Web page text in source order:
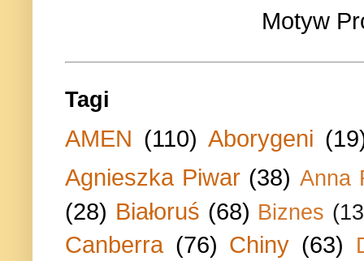
Motyw
Tagi
AMEN (110) Aborygeni
Agnieszka Piwar (38) Anna
(28) Białoruś (68) Biznes
Canberra (76) Chiny (63)